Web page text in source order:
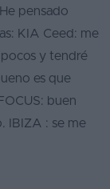
pensado
KIA Ceed: me
y tendré
es que
buen
IBIZA : se me